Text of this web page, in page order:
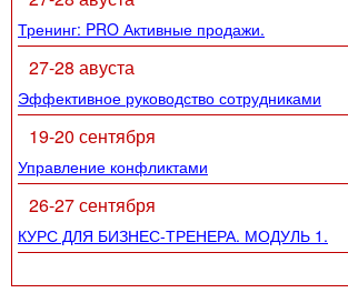
Тренинг: PRO Активные продажи.
27-28 авуста
Эффективное руководство сотрудниками
19-20 сентября
Управление конфликтами
26-27 сентября
КУРС ДЛЯ БИЗНЕС-ТРЕНЕРА. МОДУЛЬ 1.